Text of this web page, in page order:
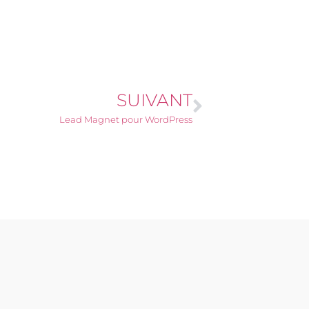
SUIVANT
Lead Magnet pour WordPress